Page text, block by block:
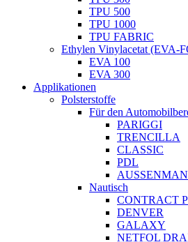
TPU 500
TPU 1000
TPU FABRIC
Ethylen Vinylacetat (EVA-
EVA 100
EVA 300
Applikationen
Polsterstoffe
Für den
PARIGGI
TRENCILLA
CLASSIC
PDL
Nautisch
CONTRACT
DENVER
GALAXY
NETFOL